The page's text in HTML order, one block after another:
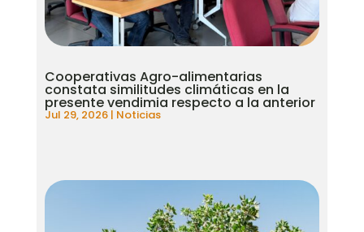
Cooperativas Agro-alimentarias
constata similitudes climáticas en la
presente vendimia respecto a la anterior
Jul 29, 2026| Noticias